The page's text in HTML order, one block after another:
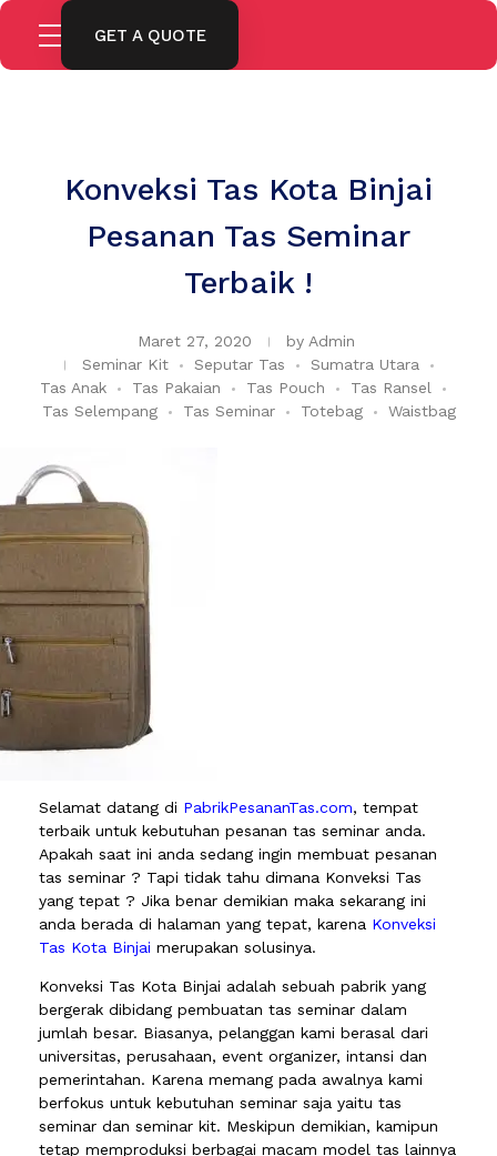
GET A QUOTE
Konveksi Tas Kota Binjai
Pesanan Tas Seminar
Terbaik !
Maret 27, 2020 by Admin
Seminar Kit
Seputar Tas
Sumatra Utara
Tas Anak
Tas Pakaian Tas Pouch
Tas Ransel
Tas Selempang
Tas Seminar Totebag Waistbag
Selamat datang di PabrikPesananTas.com, tempat
terbaik untuk kebutuhan pesanan tas seminar anda.
Apakah saat ini anda sedang ingin membuat pesanan
tas seminar ? Tapi tidak tahu dimana Konveksi Tas
yang tepat ? Jika benar demikian maka sekarang ini
anda berada di halaman yang tepat, karena Konveksi
Tas Kota Binjai merupakan solusinya.
Konveksi Tas Kota Binjai adalah sebuah pabrik yang
bergerak dibidang pembuatan tas seminar dalam
jumlah besar. Biasanya, pelanggan kami berasal dari
universitas, perusahaan, event organizer, intansi dan
pemerintahan. Karena memang pada awalnya kami
berfokus untuk kebutuhan seminar saja yaitu tas
seminar dan seminar kit. Meskipun demikian, kamipun
tetap memproduksi berbagai macam model tas lainnya